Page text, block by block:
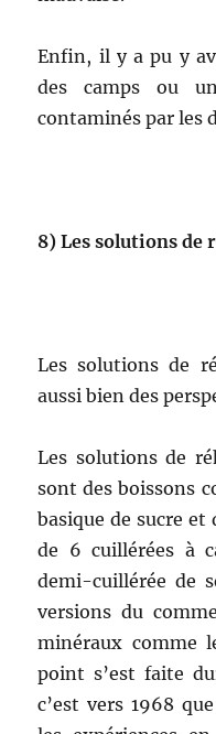
Enfin, il y a pu y
des camps ou
contaminés par les
8)Les solutions de
Les solutions de
aussi bien des
Les solutions de
sont des boissons
basique de sucre
de 6 cuillérées à
demi-cuillérée de
versions du
minéraux comme
point s’est faite
c’est vers 1968